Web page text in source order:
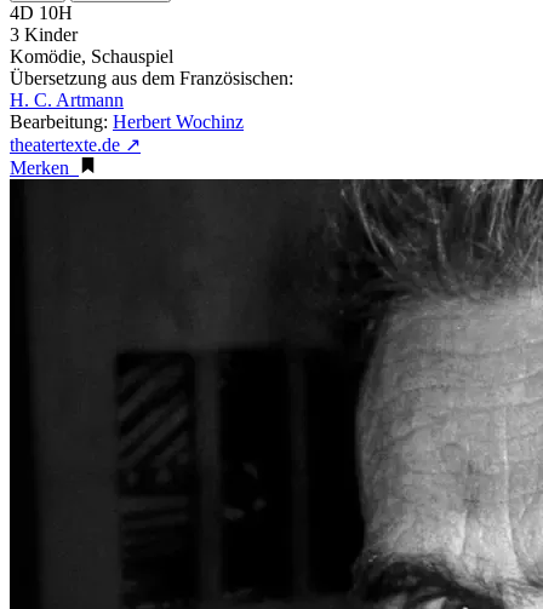
4D 10H
3 Kinder
Komödie, Schauspiel
Übersetzung aus dem Französischen:
H. C. Artmann
Bearbeitung: Herbert Wochinz
theatertexte.de ↗
Merken